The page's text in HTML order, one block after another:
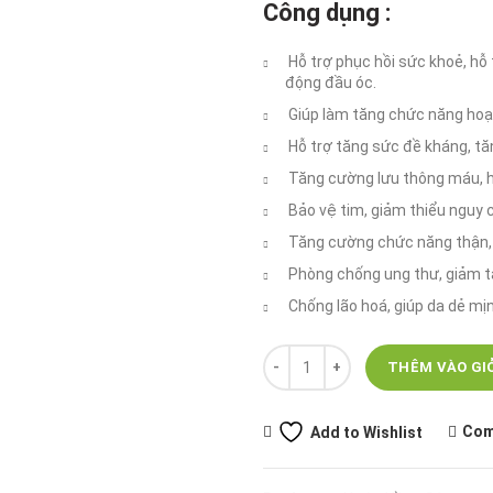
là:
Công dụng :
Hỗ trợ phục hồi sức khoẻ,
động đầu óc.
Giúp làm tăng chức năng
Hỗ trợ tăng sức đề kháng,
Tăng cường lưu thông máu,
Bảo vệ tim, giảm thiểu
Tăng cường chức năng
Phòng chống ung thư, giảm
Chống lão hoá, giúp da dẻ
Số lượng
THÊM VÀO
Add to Wishlist